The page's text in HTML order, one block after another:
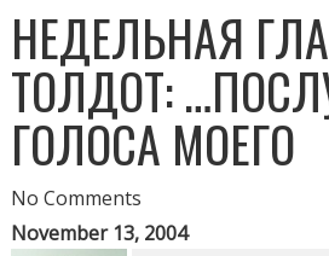
НЕДЕЛЬНАЯ
ТОЛДОТ:
ГОЛОСА МОЕГО
No Comments
November 13, 2004